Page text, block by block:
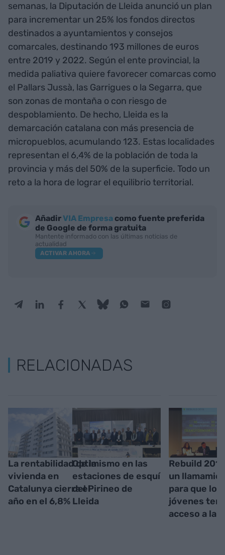
semanas, la Diputación de Lleida anunció un plan
para incrementar un 25% los fondos directos
destinados a ayuntamientos y consejos
comarcales, destinando 193 millones de euros
entre 2019 y 2022. Según el ente provincial, la
medida paliativa quiere favorecer comarcas como
el Pallars Jussà, las Garrigues o la Segarra, que
son zonas de montaña o con riesgo de
despoblamiento. De hecho, Lleida es la
demarcación catalana con más presencia de
micropueblos, acumulando 123. Estas localidades
representan el 6,4% de la población de toda la
provincia y más del 50% de la superficie. Todo un
reto a la hora de lograr el equilibrio territorial.
AñadirVIA Empresa como fuente preferida
de Google de forma gratuita
Mantente informado con las últimas noticias de
actualidad
ACTIVAR AHORA
RELACIONADAS
La rentabilidad de la
vivienda en
Catalunya cierra el
año en el 6,8%
Optimismo en las
estaciones de esquí
del Pirineo de
Lleida
Rebuild
un
para que los
jóvenes
acceso a la